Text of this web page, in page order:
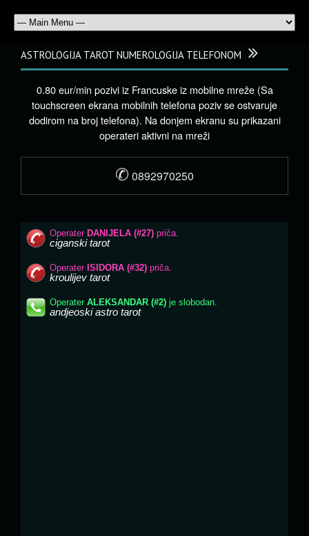
ASTROLOGIJA TAROT NUMEROLOGIJA TELEFONOM
0.80 eur/min pozivi iz Francuske iz mobilne mreže (Sa
touchscreen ekrana mobilnih telefona poziv se ostvaruje
dodirom na broj telefona). Na donjem ekranu su prikazani
operateri aktivni na mreži
✆ 0892970250